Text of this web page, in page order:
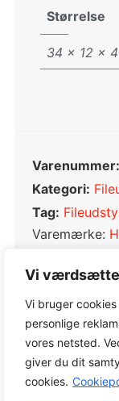
Vi
Vi bruger
personlige
vores netsted.
giver du dit
cookies.
Størrelse
34 × 12 ×
Varenummer:
Kategori:
Tag:
Varemærke: